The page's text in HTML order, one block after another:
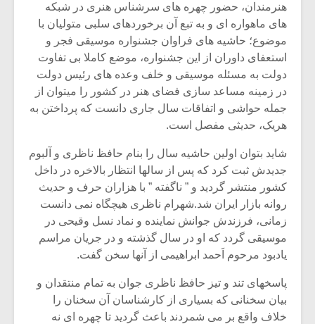
هنرمندان، حضور چهره های سرشناس هنری در شبکه
های ماهواره ای و به تبع آن برخوردهای سلبی متولیان با
موضوع؛ حاشیه های فراوان جشنواره موسیقی فجر و
استعفای داوران از این جشنواره، موضع کاملا بی تفاوت
دولت به مسئله موسیقی و خلف وعده های رئیس دولت
در زمینه مساعد سازی فضای هنر در کشور را میتوان از
جمله حواشی و اتفاقات سال جاری دانست که پرداختن به
هریک، حدیثی مفصل است.
شاید بتوان اولین حاشیه سال را بنام حافظ ناظری و آلبوم
جدیدش ثبت کرد که پس از سالها انتظار بالاخره در داخل
کشور منتشر گردید و ” ناگفته ” با هزاران حرف و حدیث
روانه بازار ایران شد.شهرام ناظری هیچگاه نمی دانست
زمانی، فرزندش جوانش نماینده و نماد نسل وقیحی در
موسیقی گردد که او در سال گذشته و در جریان مراسم
یادبود مرحوم اَحمد ابراهیمی از آنها سخن گفت.
پاسخهای تند و تیز حافظ ناظری جوان به تمام منتقدان و
بیان سخنانی که بسیاری از کارشناسان آن سخنان را
خلاف واقع بر می شمردند باعث گردید تا چهره ای نه